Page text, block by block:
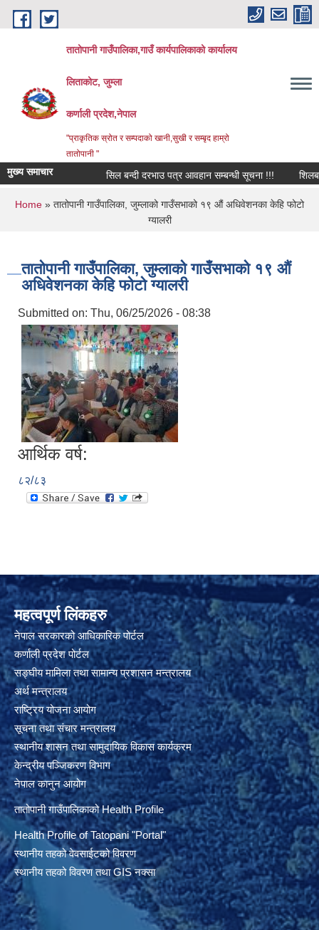
Skip to main content
तातोपानी गाउँपालिका,गाउँ कार्यपालिकाको कार्यालय
लिताकोट, जुम्ला
कर्णाली प्रदेश,नेपाल
"प्राकृतिक स्रोत र सम्पदाको खानी,सुखी र सम्बृद हाम्रो
तातोपानी "
मुख्य समाचार सिल बन्दी दरभाउ पत्र आवहान सम्बन्धी सूचना !!! शिलबन्धि
You are here
Home » तातोपानी गाउँपालिका, जुम्लाको गाउँसभाको १९ औं अधिवेशनका केहि फोटो
ग्यालरी
तातोपानी गाउँपालिका, जुम्लाको गाउँसभाको १९ औं
अधिवेशनका केहि फोटो ग्यालरी
Submitted on: Thu, 06/25/2026 - 08:38
आर्थिक वर्ष:
८२/८३
महत्वपूर्ण लिंकहरु
नेपाल सरकारको आधिकारिक पोर्टल
कर्णाली प्रदेश पोर्टल
सङ्घीय मामिला तथा सामान्य प्रशासन मन्त्रालय
अर्थ मन्त्रालय
राष्ट्रिय योजना आयोग
सूचना तथा संचार मन्त्रालय
स्थानीय शासन तथा सामुदायिक विकास कार्यक्रम
केन्द्रीय पञ्जिकरण विभाग
नेपाल कानुन आयोग
तातोपानी गाउँपालिकाको Health Profile
Health Profile of Tatopani"Portal"
स्थानीय तहको वेवसाईटको विवरण
स्थानीय तहको विवरण तथा GIS नक्सा